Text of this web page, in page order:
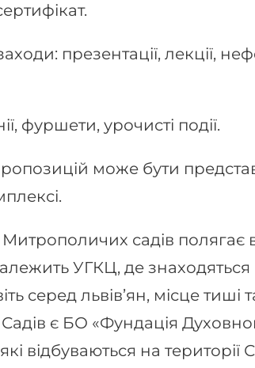
презентації, лекції,
фуршети, урочисті події.
може бути
садів полягає
УГКЦ, де
серед львів’ян, місце тиші
є БО «Фундація
відбуваються на